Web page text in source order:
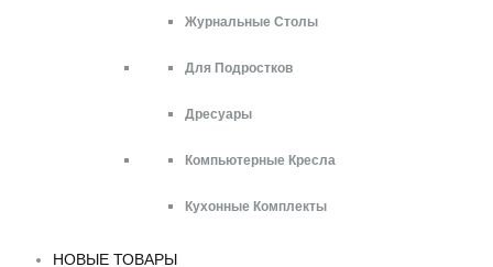
Журнальные Столы
Для Подростков
Дресуары
Компьютерные Кресла
Кухонные Комплекты
НОВЫЕ ТОВАРЫ